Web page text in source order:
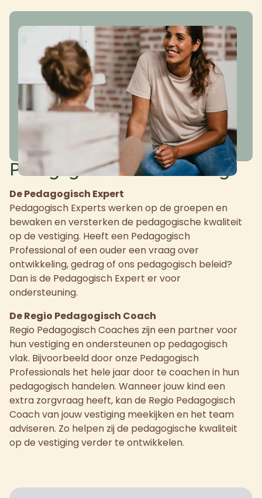
Pedagogische ondersteuning
De Pedagogisch Expert
Pedagogisch Experts werken op de groepen en
bewaken en versterken de pedagogische kwaliteit
op de vestiging. Heeft een Pedagogisch
Professional of een ouder een vraag over
ontwikkeling, gedrag of ons pedagogisch beleid?
Dan is de Pedagogisch Expert er voor
ondersteuning.
De Regio Pedagogisch Coach
Regio Pedagogisch Coaches zijn een partner voor
hun vestiging en ondersteunen op pedagogisch
vlak. Bijvoorbeeld door onze Pedagogisch
Professionals het hele jaar door te coachen in hun
pedagogisch handelen. Wanneer jouw kind een
extra zorgvraag heeft, kan de Regio Pedagogisch
Coach van jouw vestiging meekijken en het team
adviseren. Zo helpen zij de pedagogische kwaliteit
op de vestiging verder te ontwikkelen.